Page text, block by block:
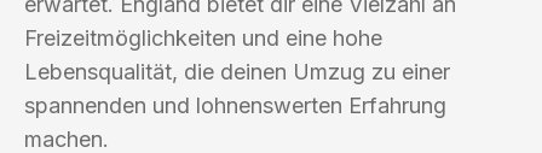
Freizeitmöglichkeiten und eine hohe
Lebensqualität, die deinen Umzug zu einer
spannenden und lohnenswerten Erfahrung
machen.